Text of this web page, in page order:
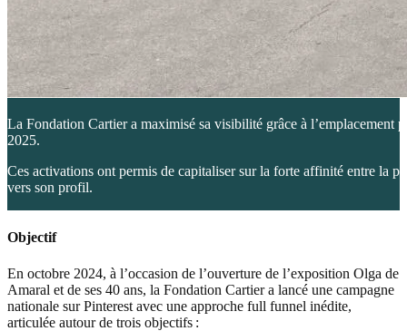
La Fondation Cartier a maximisé sa visibilité grâce à l’emplacement
2025.
Ces activations ont permis de capitaliser sur la forte affinité entre la
vers son profil.
Objectif
En octobre 2024, à l’occasion de l’ouverture de l’exposition Olga de
Amaral et de ses 40 ans, la Fondation Cartier a lancé une campagne
nationale sur Pinterest avec une approche full funnel inédite,
articulée autour de trois objectifs :